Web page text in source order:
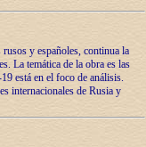
y españoles, continua la
La temática de la obra es las
está en el foco de análisis.
internacionales de Rusia y